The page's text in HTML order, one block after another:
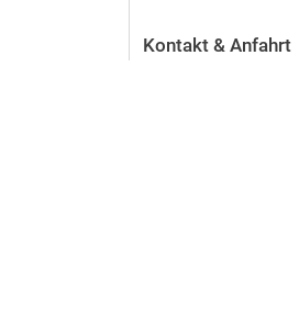
Kontakt & Anfahrt